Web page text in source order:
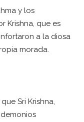
y los
Krishna, que es
a la diosa
morada.
Sri Krishna,